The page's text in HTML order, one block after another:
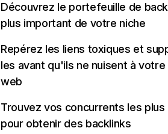
Découvrez le portefeuille de
plus important de votre niche
Repérez les liens toxiques et
les avant qu'ils ne nuisent à
web
Trouvez vos concurrents les
pour obtenir des backlinks